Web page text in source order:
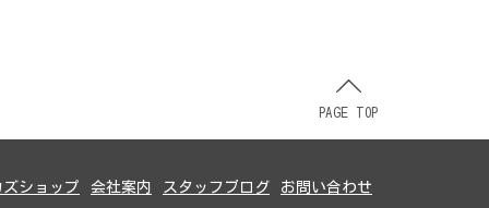
PAGE TOP
ショップ 会社案内 スタッフブログ お問い合わせ